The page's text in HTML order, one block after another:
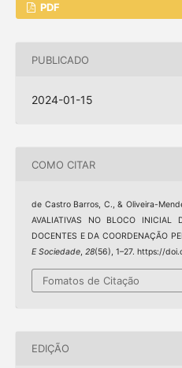
PDF
PUBLICADO
2024-01-15
COMO CITAR
de Castro Barros, C., & Oliveira-
AVALIATIVAS NO BLOCO INICIAL
DOCENTES E DA COORDENAÇÃO
E Sociedade, 28(56), 1–27. https://
Fomatos de Citação
EDIÇÃO